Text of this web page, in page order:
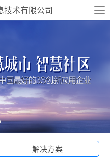
技术有限公司
解决方案